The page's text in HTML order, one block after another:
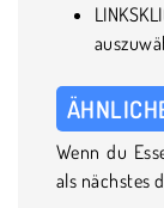
Wenn du
als nächstes